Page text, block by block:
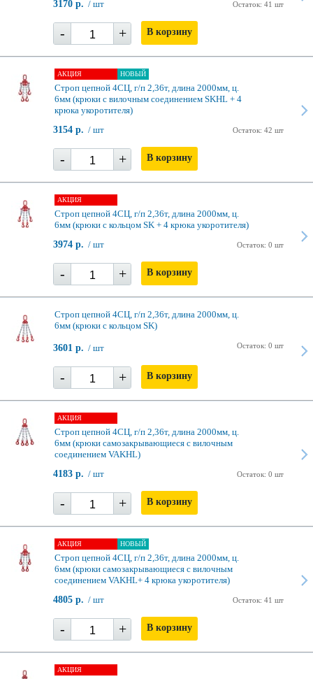
Остаток: 41 шт
3170 р. / шт
- + В корзину
АКЦИЯ НОВЫЙ
Строп цепной 4СЦ, г/п 2,36т, длина 2000мм, ц.
6мм (крюки с вилочным соединением SKHL + 4
крюка укоротителя)
Остаток: 42 шт
3154 р. / шт
- + В корзину
АКЦИЯ
Строп цепной 4СЦ, г/п 2,36т, длина 2000мм, ц.
6мм (крюки с кольцом SK + 4 крюка укоротителя)
Остаток: 0 шт
3974 р. / шт
- + В корзину
Строп цепной 4СЦ, г/п 2,36т, длина 2000мм, ц.
6мм (крюки с кольцом SK)
Остаток: 0 шт
3601 р. / шт
- + В корзину
АКЦИЯ
Строп цепной 4СЦ, г/п 2,36т, длина 2000мм, ц.
6мм (крюки самозакрывающиеся с вилочным
соединением VAKHL)
Остаток: 0 шт
4183 р. / шт
- + В корзину
АКЦИЯ НОВЫЙ
Строп цепной 4СЦ, г/п 2,36т, длина 2000мм, ц.
6мм (крюки самозакрывающиеся с вилочным
соединением VAKHL+ 4 крюка укоротителя)
Остаток: 41 шт
4805 р. / шт
- + В корзину
АКЦИЯ